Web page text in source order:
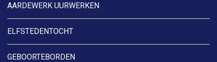
AARDEWERK UURWERKEN
ELFSTEDENTOCHT
GEBOORTEBORDEN